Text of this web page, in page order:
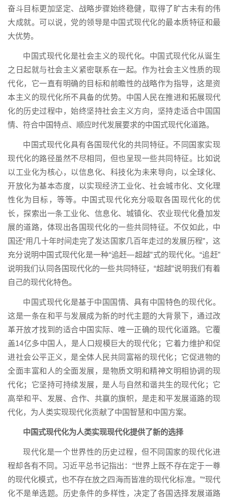
奋斗目标更加坚定、战略步骤始终稳健，取得了旷古未有的伟
大成就。可以说，党的领导是中国式现代化的最本质特征和最
大优势。
中国式现代化是社会主义的现代化。中国式现代化从诞生
之日起就与社会主义紧密联系在一起。作为社会主义性质的现
代化，它一直有明确的目标和前瞻性的战略作为指导，这是资
本主义的现代化所不具备的优势。中国人民在推进和拓展现代
化的历史过程中，始终坚持社会主义方向，坚持走适合中国国
情、符合中国特点、顺应时代发展要求的中国式现代化道路。
中国式现代化具有各国现代化的共同特征。不同国家实现
现代化的路径虽然不尽相同，但也呈现一些共同特征。比如说
以工业化为核心，以信息化、科技化为未来导向，以全球化、
开放化为基本态度，以实现经济工业化、社会城市化、文化理
性化为目标，等等。中国式现代化充分吸取各国现代化的优
长，探索出一条工业化、信息化、城镇化、农业现代化叠加发
展的道路，体现出各国现代化的一些共同特征。不仅如此，中
国还“用几十年时间走完了发达国家几百年走过的发展历程”，这
充分说明中国式现代化是一种“追赶—超越”式的现代化。“追赶”
说明我们认同各国现代化的一些共同特征，“超越”说明我们有着
自己的现代化特色。
中国式现代化是基于中国国情、具有中国特色的现代化。
这是一条在和平与发展成为新的时代主题的大背景下，通过改
革开放才找到的适合中国实际、唯一正确的现代化道路。它覆
盖14亿多中国人，是人口规模巨大的现代化；它着力维护和促
进社会公平正义，是全体人民共同富裕的现代化；它促进物的
全面丰富和人的全面发展，是物质文明和精神文明相协调的现
代化；它坚持可持续发展，是人与自然和谐共生的现代化；它
高举和平、发展、合作、共赢的旗帜，是走和平发展道路的现
代化，为人类实现现代化贡献了中国智慧和中国方案。
中国式现代化为人类实现现代化提供了新的选择
现代化是一个世界性的历史过程，但不同国家的现代化进
程却各有不同。习近平总书记指出：“世界上既不存在定于一尊
的现代化模式，也不存在放之四海而皆准的现代化标准。”“现代
化不是单选题。历史条件的多样性，决定了各国选择发展道路